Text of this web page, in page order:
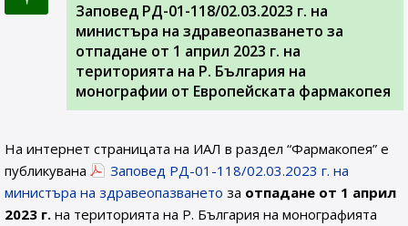
Заповед РД-01-118/02.03.2023 г. на
министъра на здравеопазването за
отпадане от 1 април 2023 г. на
територията на Р. България на
монографии от Европейската фармакопея
На интернет страницата на ИАЛ в раздел “Фармакопея” е
публикувана
Заповед РД-01-118/02.03.2023 г. на
министъра на здравеопазването за отпадане от 1 април
2023 г. на територията на Р. България на монографията